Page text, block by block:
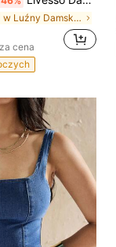
w Luźny Damskie szorty dżinsowe
cena